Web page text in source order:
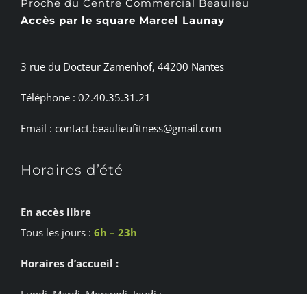
Proche du Centre Commercial Beaulieu
Accès par le square Marcel Launay
3 rue du Docteur Zamenhof, 44200 Nantes
Téléphone : 02.40.35.31.21
Email : contact.beaulieufitness@gmail.com
Horaires d’été
En accès libre
Tous les jours : 6h – 23h
Horaires d’accueil :